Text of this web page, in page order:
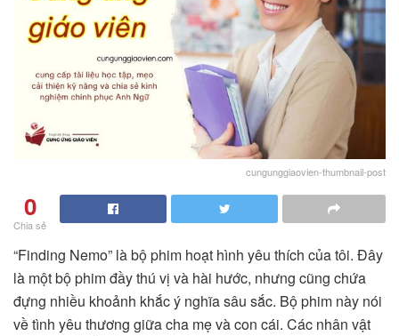
cungunggiaovien-thumbnail-post
0
Chia sẻ
“Finding Nemo” là bộ phim hoạt hình yêu thích của tôi. Đây
là một bộ phim đầy thú vị và hài hước, nhưng cũng chứa
đựng nhiều khoảnh khắc ý nghĩa sâu sắc. Bộ phim này nói
về tình yêu thương giữa cha mẹ và con cái. Các nhân vật